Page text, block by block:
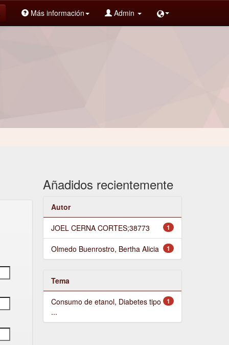
Más información Admin
Añadidos recientemente
Autor
1
JOEL CERNA CORTES;38773
1
Olmedo Buenrostro, Bertha Alicia
Tema
1
Consumo de etanol, Diabetes tipo
...